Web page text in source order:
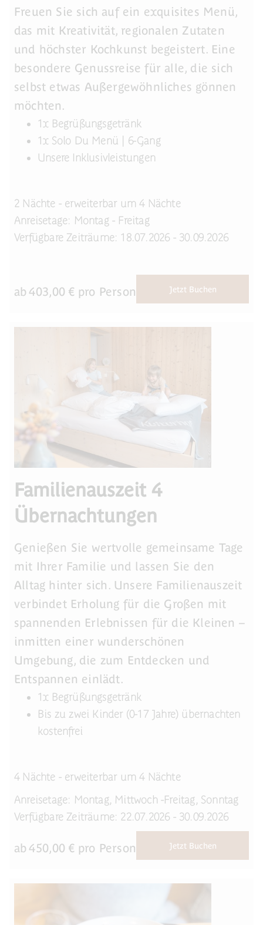
Freuen Sie sich auf ein exquisites Menü,
das mit Kreativität, regionalen Zutaten
und höchster Kochkunst begeistert. Eine
besondere Genussreise für alle, die sich
selbst etwas Außergewöhnliches gönnen
möchten.
1x Begrüßungsgetränk
1x Solo Du Menü | 6-Gang
Unsere Inklusivleistungen
2 Nächte - erweiterbar um 4 Nächte
Anreisetage: Montag - Freitag
Verfügbare Zeiträume: 18.07.2026 - 30.09.2026
ab 403,00 € pro Person Jetzt Buchen
Familienauszeit 4
Übernachtungen
Genießen Sie wertvolle gemeinsame Tage
mit Ihrer Familie und lassen Sie den
Alltag hinter sich. Unsere Familienauszeit
verbindet Erholung für die Großen mit
spannenden Erlebnissen für die Kleinen –
inmitten einer wunderschönen
Umgebung, die zum Entdecken und
Entspannen einlädt.
1x Begrüßungsgetränk
Bis zu zwei Kinder (0-17 Jahre) übernachten
kostenfrei
4 Nächte - erweiterbar um 4 Nächte
Anreisetage: Montag, Mittwoch -Freitag, Sonntag
Verfügbare Zeiträume: 22.07.2026 - 30.09.2026
ab 450,00 € pro Person Jetzt Buchen